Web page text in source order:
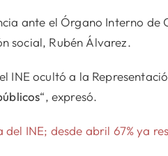
ante el Órgano Interno de
social, Rubén Álvarez.
INE ocultó a la
“, expresó.
INE; desde abril 67% ya